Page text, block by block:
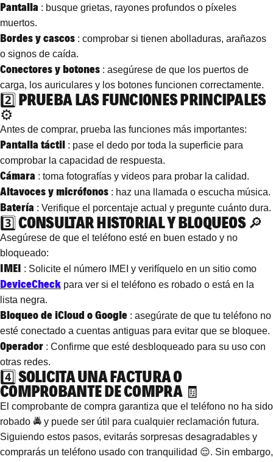
Pantalla : busque grietas, rayones profundos o píxeles
muertos.
Bordes y cascos : comprobar si tienen abolladuras, arañazos
o signos de caída.
Conectores y botones : asegúrese de que los puertos de
carga, los auriculares y los botones funcionen correctamente.
2️⃣ PRUEBA LAS FUNCIONES PRINCIPALES
⚙️
Antes de comprar, prueba las funciones más importantes:
Pantalla táctil : pase el dedo por toda la superficie para
comprobar la capacidad de respuesta.
Cámara : toma fotografías y videos para probar la calidad.
Altavoces y micrófonos : haz una llamada o escucha música.
Batería : Verifique el porcentaje actual y pregunte cuánto dura.
3️⃣ CONSULTAR HISTORIAL Y BLOQUEOS 🔎
Asegúrese de que el teléfono esté en buen estado y no
bloqueado:
IMEI : Solicite el número IMEI y verifíquelo en un sitio como
DeviceCheck para ver si el teléfono es robado o está en la
lista negra.
Bloqueo de iCloud o Google : asegúrate de que tu teléfono no
esté conectado a cuentas antiguas para evitar que se bloquee.
Operador : Confirme que esté desbloqueado para su uso con
otras redes.
4️⃣ SOLICITA UNA FACTURA O
COMPROBANTE DE COMPRA 🧾
El comprobante de compra garantiza que el teléfono no ha sido
robado 🚔 y puede ser útil para cualquier reclamación futura.
Siguiendo estos pasos, evitarás sorpresas desagradables y
comprarás un teléfono usado con tranquilidad 😌. Sin embargo,